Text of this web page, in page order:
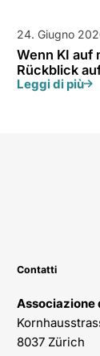
24. Giugno
Wenn KI auf
Rückblick
Leggi di più
Contatti
Associazione
8037 Zürich